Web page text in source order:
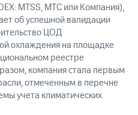
MTSS, МТС или Компания),
об успешной валидации
ЦОД
охлаждения на площадке
реестре
компания стала первым
отмеченным в перечне
учета климатических